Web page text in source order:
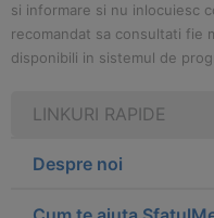
si informare si nu inlocuiesc
recomandat sa consultati fie
disponibili in sistemul de
LINKURI RAPIDE
Despre noi